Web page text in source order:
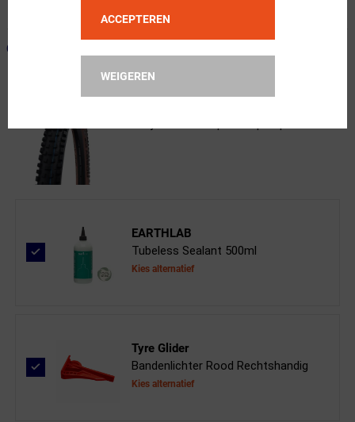
ACCEPTEREN
WEIGEREN
← Terug naar productnavigatie
ONZE AANBEVOLEN COMBINATIE
EARTHLAB
Tubeless Sealant 500ml
Kies alternatief
Tyre Glider
Bandenlichter Rood Rechtshandig
Kies alternatief